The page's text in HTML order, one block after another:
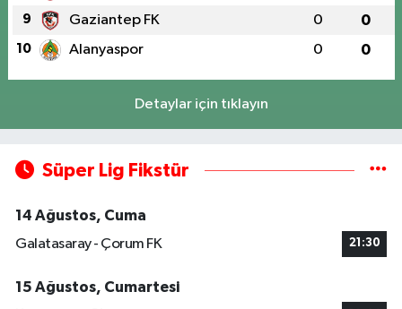
9 Gaziantep FK 0 0
10 Alanyaspor 0 0
Detaylar için tıklayın
Süper Lig Fikstür
14 Ağustos, Cuma
Galatasaray - Çorum FK
21:30
15 Ağustos, Cumartesi